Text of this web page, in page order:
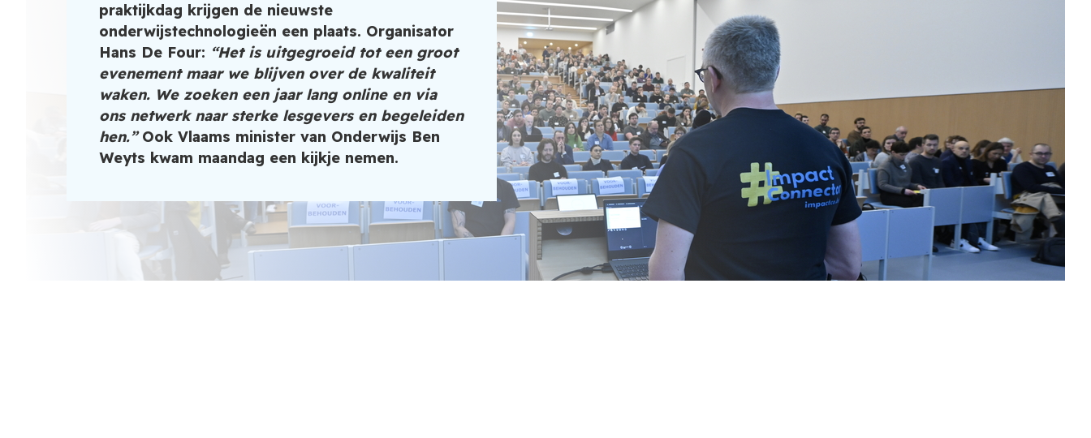
praktijkdag krijgen de nieuwste
onderwijstechnologieën een plaats. Organisator
Hans De Four: “Het is uitgegroeid tot een groot
evenement maar we blijven over de kwaliteit
waken. We zoeken een jaar lang online en via
ons netwerk naar sterke lesgevers en begeleiden
hen.”Ook Vlaams minister van Onderwijs Ben
Weyts kwam maandag een kijkje nemen.